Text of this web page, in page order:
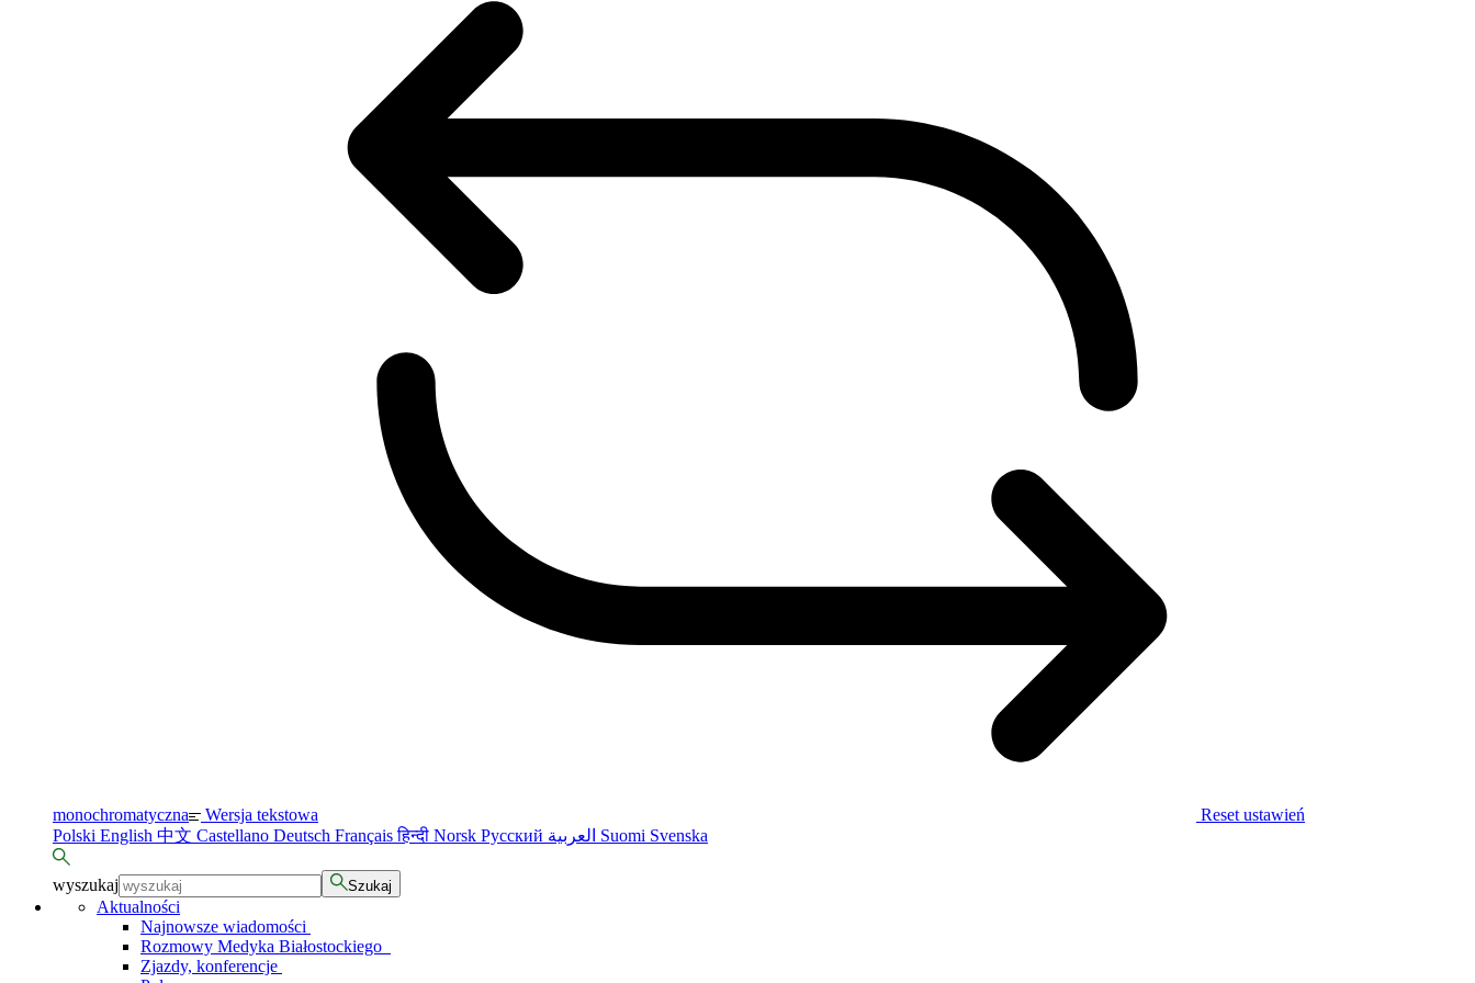
monochromatyczna Wersja tekstowa
Reset ustawień
Polski English 中文 Castellano Deutsch Françaisहिन्दी Norsk Русский Suomi Svenska
wyszukaj Szukaj
Aktualności
Najnowsze wiadomości
Rozmowy Medyka Białostockiego
Zjazdy, konferencje